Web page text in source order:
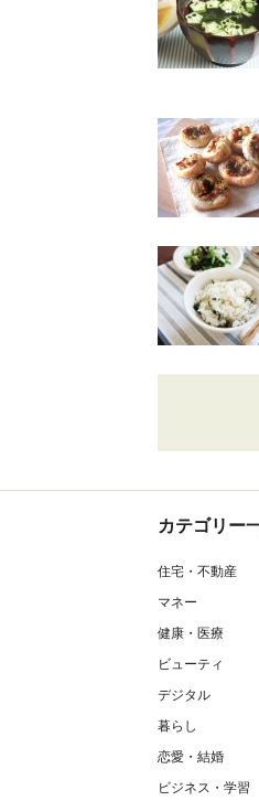
カテゴリー
住宅・不動産
マネー
健康・医療
ビューティ
デジタル
暮らし
恋愛・結婚
ビジネス・学習